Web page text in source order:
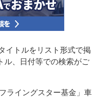
イトルをリスト形式で掲
ル、日付等での検索がご
ライングスター基金」車